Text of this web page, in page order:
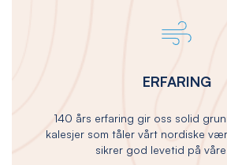
ERFARING
140 års erfaring gir oss solid
kalesjer som tåler vårt nordiske
sikrer god levetid på